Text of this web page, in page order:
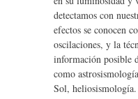
detectamos con
efectos se conocen
oscilaciones, y la
información posible
como
Sol,